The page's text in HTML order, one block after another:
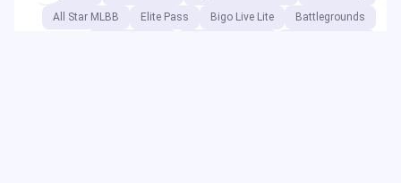
Battlegrounds
Bigo Live Lite
Elite Pass
All Star MLBB